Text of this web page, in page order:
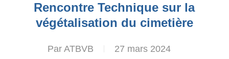
Rencontre Technique sur la
végétalisation du cimetière
Par ATBVB 27 mars 2024